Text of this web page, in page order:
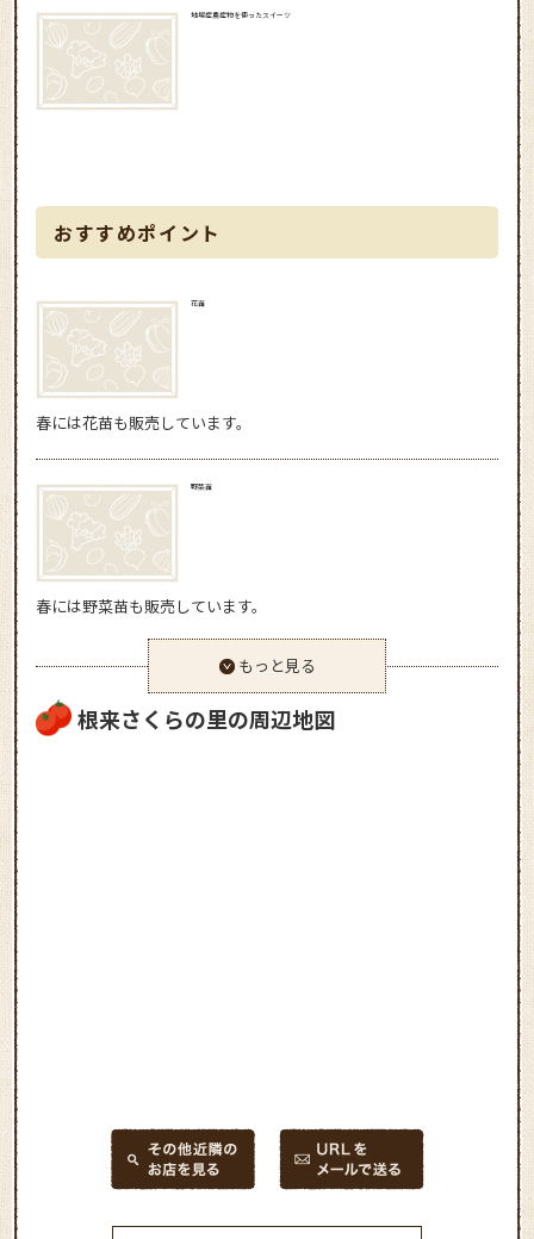
地場産農産物を使ったスイーツ
おすすめポイント
花苗
春には花苗も販売しています。
野菜苗
春には野菜苗も販売しています。
もっと見る
根来さくらの里の周辺地図